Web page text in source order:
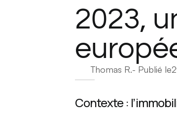
2023,
Thomas R.- Publié le
Contexte :